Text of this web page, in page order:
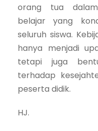
orang tua dalam
belajar yang
seluruh siswa.
hanya menjadi
tetapi juga
terhadap
peserta didik.
HJ.